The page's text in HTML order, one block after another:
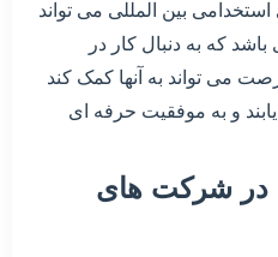
استخدامی بین المللی می تواند
که به دنبال کار در
می تواند به آنها کمک کند
و به موفقیت حرفه ای
در شرکت های